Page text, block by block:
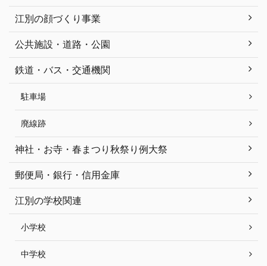
江別の顔づくり事業
公共施設・道路・公園
鉄道・バス・交通機関
駐車場
廃線跡
神社・お寺・春まつり秋祭り例大祭
郵便局・銀行・信用金庫
江別の学校関連
小学校
中学校